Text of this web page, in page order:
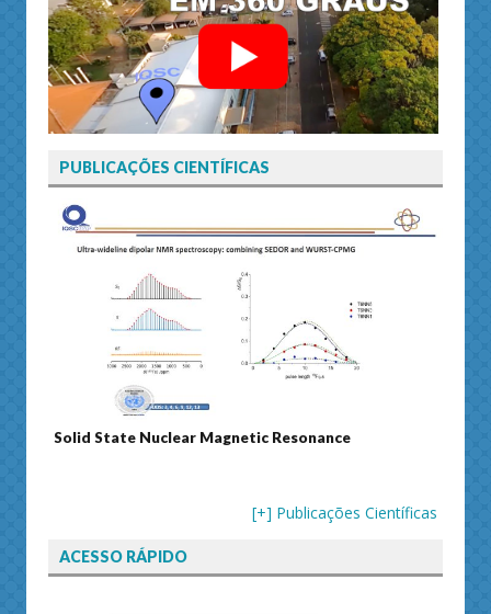
PUBLICAÇÕES CIENTÍFICAS
Solid State Nuclear Magnetic Resonance
[+] Publicações Científicas
ACESSO RÁPIDO